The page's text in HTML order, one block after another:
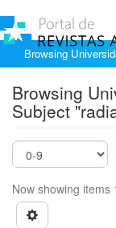
Browsing
Browsing
Subject
Now showing items